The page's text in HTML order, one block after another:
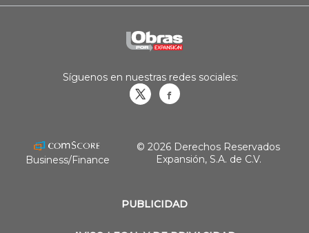
PUBLICIDAD
Síguenos en nuestras redes sociales:
Business/Finance
© 2026 Derechos Reservados
Expansión, S.A. de C.V.